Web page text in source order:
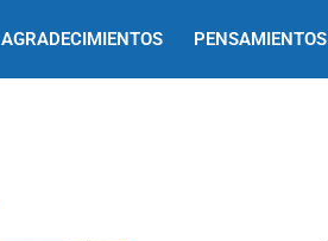
AGRADECIMIENTOS PENSAMIENTOS